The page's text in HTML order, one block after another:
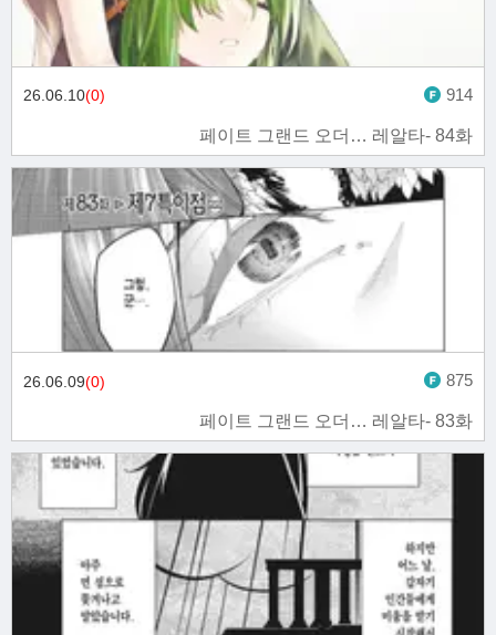
페이트 그랜드 오더… 레알타- 84화
26.06.10(0) 914
페이트 그랜드 오더… 레알타- 83화
26.06.09(0) 875